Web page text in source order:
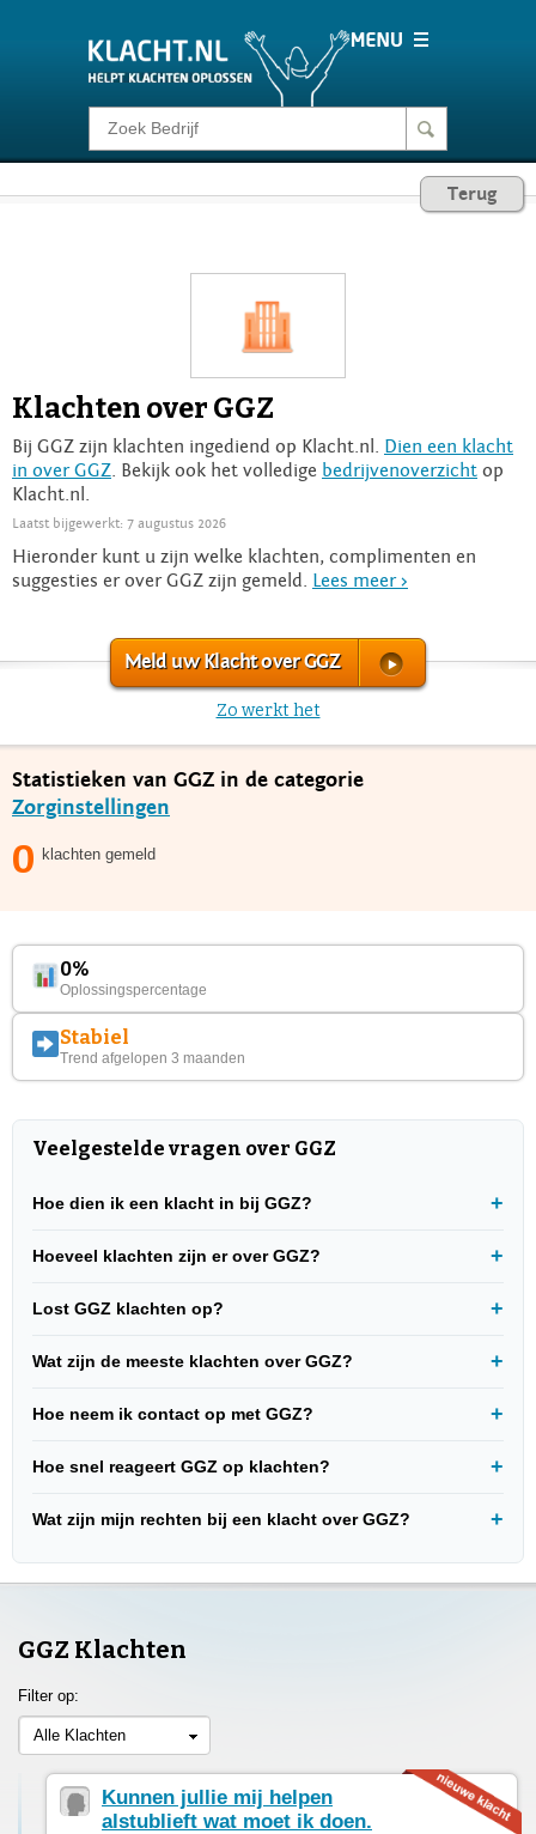
Klacht melden
Login
Terug
Klachten over GGZ
Bij GGZ zijn klachten ingediend op Klacht.nl. Dien een klacht
in over GGZ . Bekijk ook het volledige bedrijvenoverzicht op
Klacht.nl.
Laatst bijgewerkt: 7 augustus 2026
Hieronder kunt u zijn welke klachten, complimenten en
suggesties er over GGZ zijn gemeld. Lees meer >
Meld uw Klacht over GGZ
Zo werkt het
Statistieken van GGZ in de categorie
Zorginstellingen
0 klachten gemeld
0%
Oplossingspercentage
Stabiel
Trend afgelopen 3 maanden
Veelgestelde vragen over GGZ
Hoe dien ik een klacht in bij GGZ?
Hoeveel klachten zijn er over GGZ?
Lost GGZ klachten op?
Wat zijn de meeste klachten over GGZ?
Hoe neem ik contact op met GGZ?
Hoe snel reageert GGZ op klachten?
Wat zijn mijn rechten bij een klacht over GGZ?
GGZ Klachten
Filter op:
Alle Klachten
Kunnen jullie mij helpen
alstublieft wat moet ik doen.